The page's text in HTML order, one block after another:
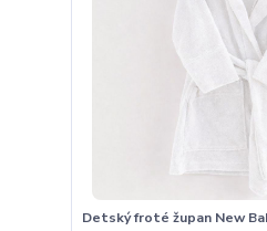
Detský froté župan New